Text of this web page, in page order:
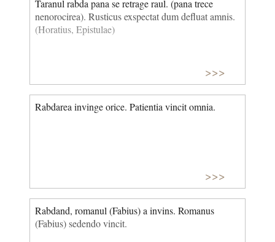
Taranul rabda pana se retrage raul. (pana trece
nenorocirea). Rusticus exspectat dum defluat amnis.
(Horatius, Epistulae)
>>>
Rabdarea invinge orice. Patientia vincit omnia.
>>>
Rabdand, romanul (Fabius) a invins. Romanus
(Fabius) sedendo vincit.